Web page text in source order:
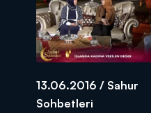
13.06.2016 / Sahur
Sohbetleri